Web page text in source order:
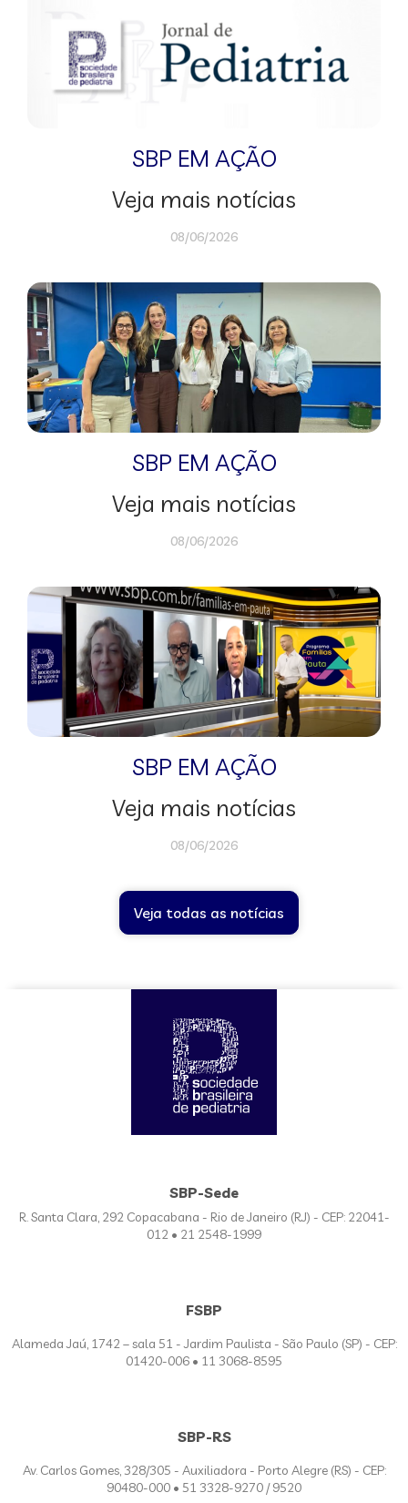
SBP EM AÇÃO
Veja mais notícias
08/06/2026
SBP EM AÇÃO
Veja mais notícias
08/06/2026
SBP EM AÇÃO
Veja mais notícias
08/06/2026
Veja todas as notícias
SBP-Sede
R. Santa Clara, 292 Copacabana - Rio de Janeiro (RJ) - CEP: 22041-
012 • 21 2548-1999
FSBP
Alameda Jaú, 1742 – sala 51 - Jardim Paulista - São Paulo (SP) - CEP:
01420-006 • 11 3068-8595
SBP-RS
Av. Carlos Gomes, 328/305 - Auxiliadora - Porto Alegre (RS) - CEP:
90480-000 • 51 3328-9270 / 9520